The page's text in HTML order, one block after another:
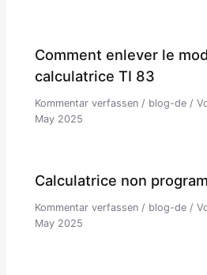
Comment enlever le
calculatrice TI 83
Kommentar verfassen / blog-de /
May 2025
Calculatrice non
Kommentar verfassen / blog-de /
May 2025